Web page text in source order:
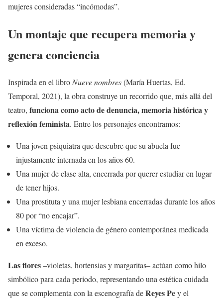
mujeres consideradas “incómodas”.
Un montaje que recupera memoria y
genera conciencia
Inspirada en el libro Nueve nombres(María Huertas, Ed.
Temporal, 2021), la obra construye un recorrido que, más allá del
teatro, funciona como acto de denuncia, memoria histórica y
reflexión feminista. Entre los personajes encontramos:
Una joven psiquiatra que descubre que su abuela fue
injustamente internada en los años 60.
Una mujer de clase alta, encerrada por querer estudiar en lugar
de tener hijos.
Una prostituta y una mujer lesbiana encerradas durante los años
80 por “no encajar”.
Una víctima de violencia de género contemporánea medicada
en exceso.
Las flores–violetas, hortensias y margaritas– actúan como hilo
simbólico para cada periodo, representando una estética cuidada
que se complementa con la escenografía deReyes Pey el